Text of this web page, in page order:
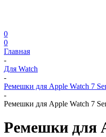
0
0
Главная
-
Для Watch
-
Ремешки для Apple Watch 7
-
Ремешки для Apple Watch 7
Ремешки для